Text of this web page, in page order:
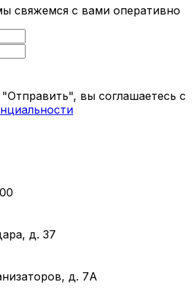
свяжемся с вами оперативно
вы соглашаетесь с
д. 37
д. 7А